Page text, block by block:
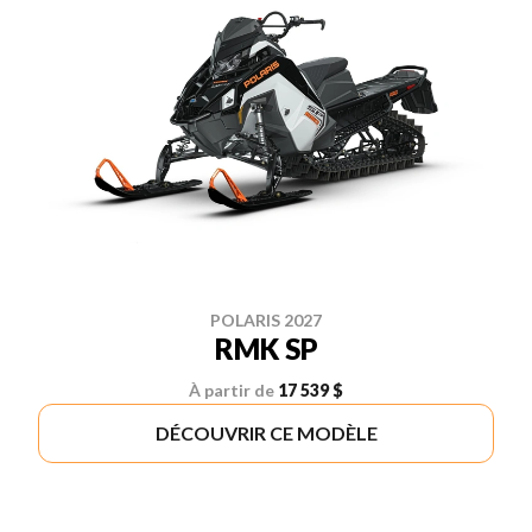
POLARIS 2027
RMK SP
À partir de 17 539 $
DÉCOUVRIR CE MODÈLE